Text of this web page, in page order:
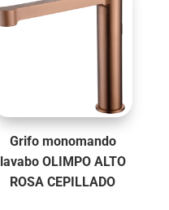
Grifo monomando
lavabo OLIMPO ALTO
ROSA CEPILLADO